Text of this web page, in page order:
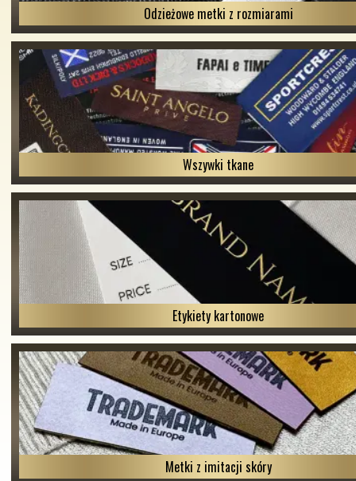
Odzieżowe metki z rozmiarami
Wszywki tkane
Etykiety kartonowe
Metki z imitacji skóry